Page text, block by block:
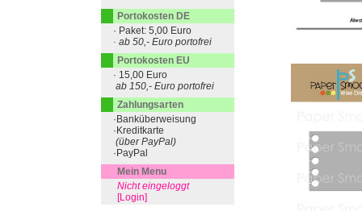
Portokosten DE
· Paket: 5,00 Euro
· ab 50,- Euro portofrei
Portokosten EU
· 15,00 Euro
ab 150,- Euro portofrei
Zahlungsarten
·Banküberweisung
·Kreditkarte
(über PayPal)
·PayPal
Mein Menu
Nicht eingeloggt
[Login]